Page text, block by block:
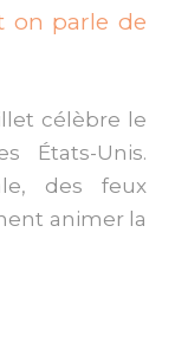
on parle de
célèbre le
États-Unis.
des feux
animer la